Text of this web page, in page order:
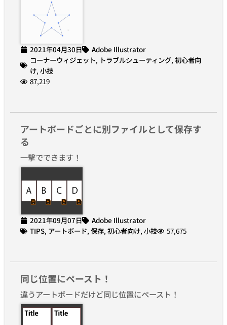
2021年04月30日
Adobe Illustrator
コーナーウィジェット, トラブルシューティング, 初心者向
け, 小技
87,219
アートボードごとに別ファイルとして保存す
る
一撃でできます！
2021年09月07日
Adobe Illustrator
TIPS, アートボード, 保存, 初心者向け, 小技 57,675
同じ位置にペースト！
違うアートボードだけど同じ位置にペースト！